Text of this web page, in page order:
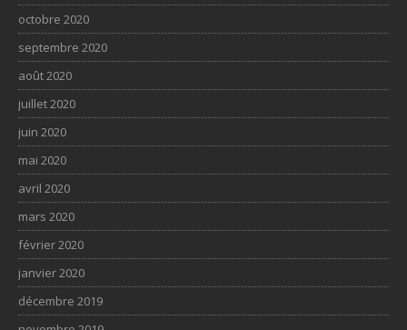
octobre 2020
septembre 2020
août 2020
juillet 2020
juin 2020
mai 2020
avril 2020
mars 2020
février 2020
janvier 2020
décembre 2019